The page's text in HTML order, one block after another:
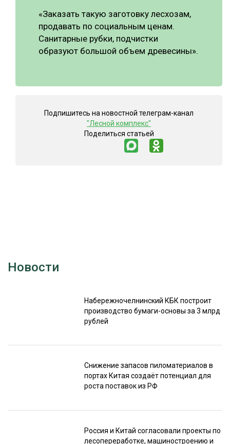
«Заказать такую заготовку лесхозам,
продавать по социальным ценам.
Санитарные рубки, подчистки
образуют большой объем древесины».
Подпишитесь на новостной телеграм-канал
"Лесной комплекс"
Поделиться статьей
Новости
Набережночелнинский КБК построит
производство бумаги-основы за 3 млрд
рублей
Снижение запасов пиломатериалов в
портах Китая создаёт потенциал для
роста поставок из РФ
Россия и Китай согласовали проекты по
лесопереработке, машиностроению и